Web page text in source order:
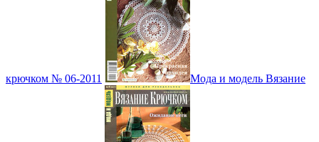
крючком № 06-2011 Мода и модель Вязание